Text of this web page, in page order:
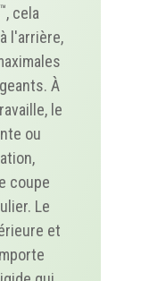
™, cela
l'arrière,
À
le
ou
coupe
Le
et